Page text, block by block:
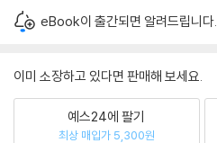
eBook이 출간되면 알려드립니다.
이미 소장하고 있다면 판매해 보세요.
예스24에 팔기
최상 매입가 5,300원